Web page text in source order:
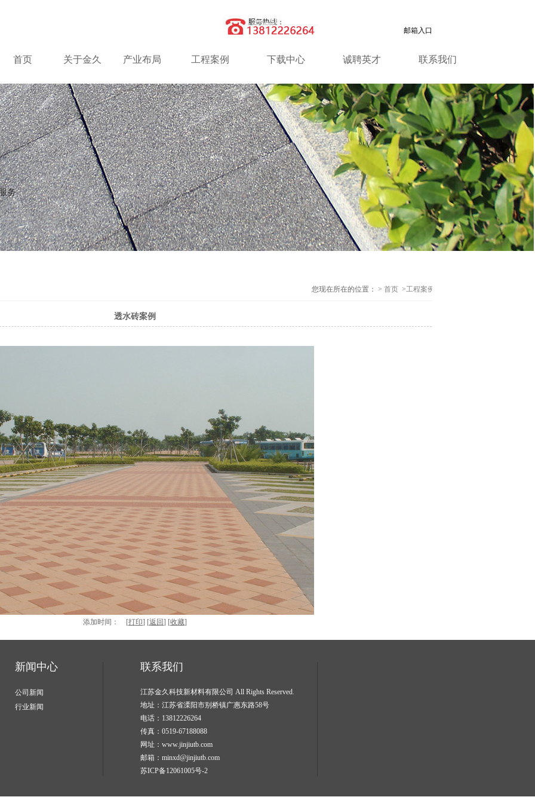
邮箱入口
首页 关于金久 产业布局 工程案例 下载中心 诚聘英才 联系我们
您现在所在的位置： > 首页 >工程案例
透水砖案例
添加时间： [打印] [返回] [收藏]
新闻中心
公司新闻
行业新闻
联系我们
江苏金久科技新材料有限公司 All Rights Reserved.
地址：江苏省溧阳市别桥镇广惠东路58号
电话：13812226264
传真：0519-67188088
网址：www.jinjiutb.com
邮箱：minxd@jinjiutb.com
苏ICP备12061005号-2